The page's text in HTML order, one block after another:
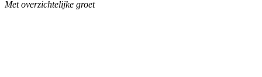
Met overzichtelijke groet